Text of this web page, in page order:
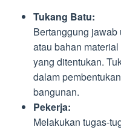
Tukang Batu:
Bertanggung jawab
atau bahan
yang ditentukan.
dalam
bangunan.
Pekerja:
Melakukan tugas-